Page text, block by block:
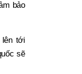
bảo
lên tới
sẽ